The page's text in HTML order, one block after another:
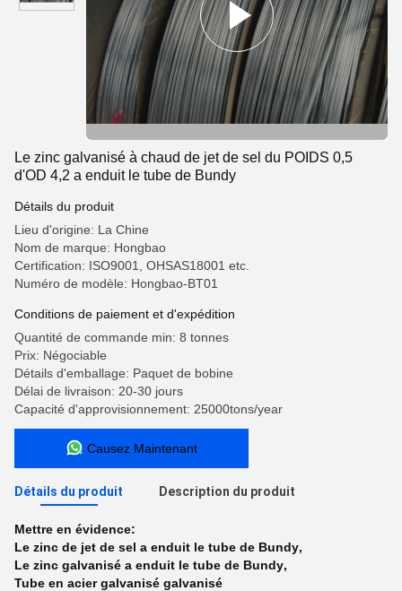
Le zinc galvanisé à chaud de jet de sel du POIDS 0,5
d'OD 4,2 a enduit le tube de Bundy
Détails du produit
Lieu d'origine: La Chine
Nom de marque: Hongbao
Certification: ISO9001, OHSAS18001 etc.
Numéro de modèle: Hongbao-BT01
Conditions de paiement et d'expédition
Quantité de commande min: 8 tonnes
Prix: Négociable
Détails d'emballage: Paquet de bobine
Délai de livraison: 20-30 jours
Capacité d'approvisionnement: 25000tons/year
Causez Maintenant
Détails du produit Description du produit
Mettre en évidence:
Le zinc de jet de sel a enduit le tube de Bundy,
Le zinc galvanisé a enduit le tube de Bundy,
Tube en acier galvanisé galvanisé